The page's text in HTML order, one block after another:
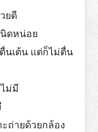
ยดี
ดหน่อย
นเต้น แต่ก็ไม่ตื่น
ม่มี
ะถ่ายด้วยกล้อง